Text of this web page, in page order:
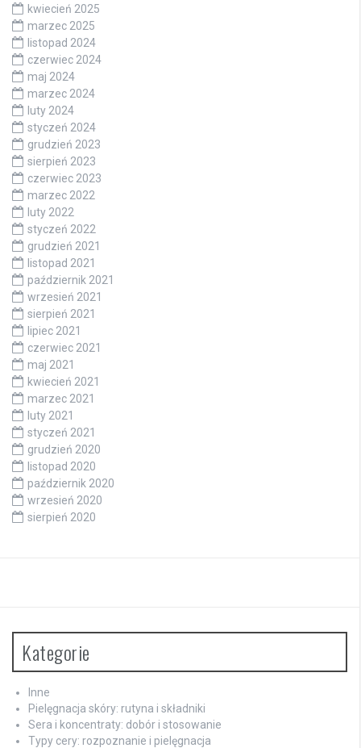
kwiecień 2025
marzec 2025
listopad 2024
czerwiec 2024
maj 2024
marzec 2024
luty 2024
styczeń 2024
grudzień 2023
sierpień 2023
czerwiec 2023
marzec 2022
luty 2022
styczeń 2022
grudzień 2021
listopad 2021
październik 2021
wrzesień 2021
sierpień 2021
lipiec 2021
czerwiec 2021
maj 2021
kwiecień 2021
marzec 2021
luty 2021
styczeń 2021
grudzień 2020
listopad 2020
październik 2020
wrzesień 2020
sierpień 2020
Kategorie
Inne
Pielęgnacja skóry: rutyna i składniki
Sera i koncentraty: dobór i stosowanie
Typy cery: rozpoznanie i pielęgnacja